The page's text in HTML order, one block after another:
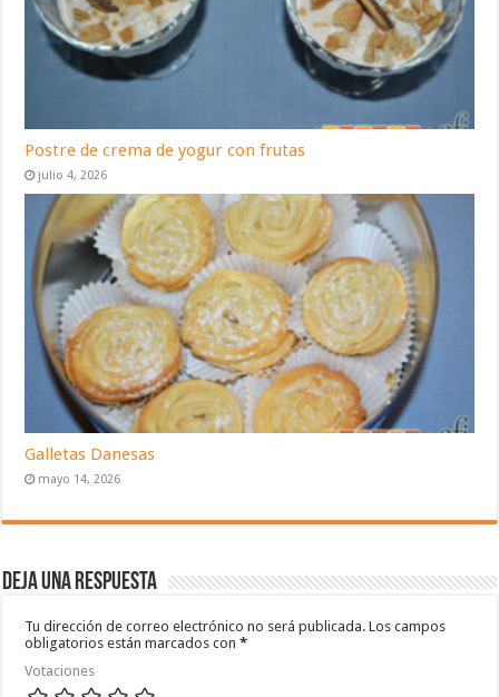
Postre de crema de yogur con frutas
julio 4, 2026
Galletas Danesas
mayo 14, 2026
Deja una respuesta
Tu dirección de correo electrónico no será publicada. Los campos
obligatorios están marcados con*
Votaciones